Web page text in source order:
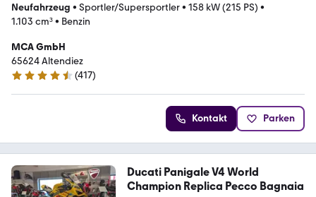
Neufahrzeug • Sportler/Supersportler• 158 kW (215 PS) •
1.103 cm³• Benzin
MCA GmbH
65624 Altendiez
4.7 Sterne
(417)
Kontakt Parken
Ducati Panigale V4 World
Champion Replica Pecco Bagnaia